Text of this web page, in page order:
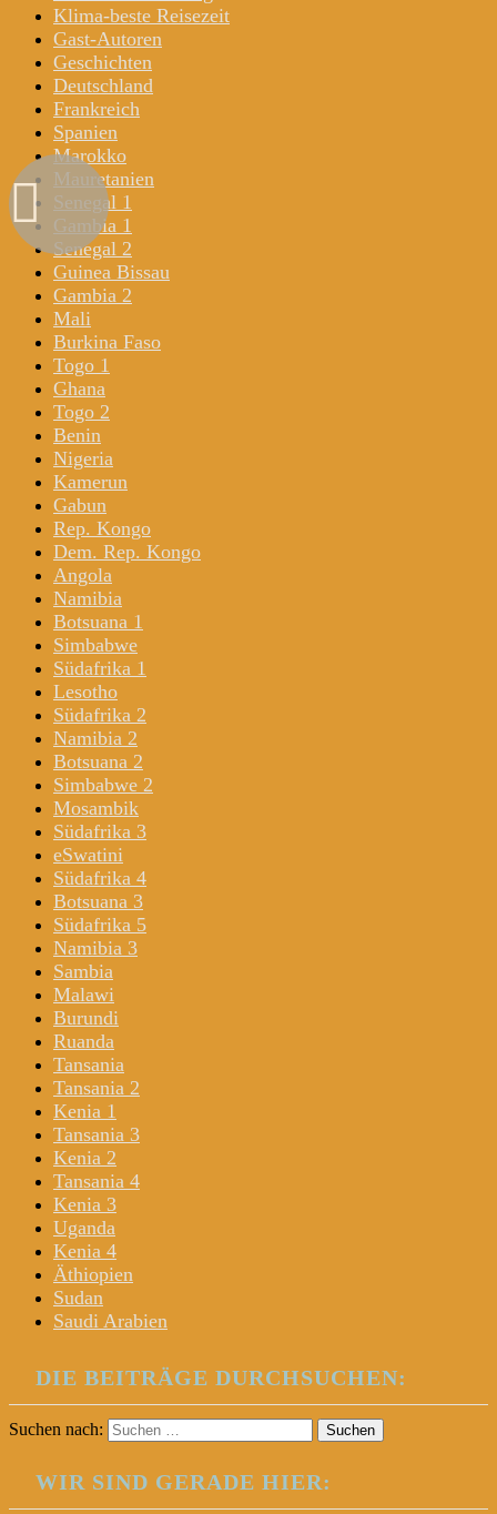
Klima-beste Reisezeit
Gast-Autoren
Geschichten
Deutschland
Frankreich
Spanien
Marokko
Mauretanien
Senegal 1
Gambia 1
Senegal 2
Guinea Bissau
Gambia 2
Mali
Burkina Faso
Togo 1
Ghana
Togo 2
Benin
Nigeria
Kamerun
Gabun
Rep. Kongo
Dem. Rep. Kongo
Angola
Namibia
Botsuana 1
Simbabwe
Südafrika 1
Lesotho
Südafrika 2
Namibia 2
Botsuana 2
Simbabwe 2
Mosambik
Südafrika 3
eSwatini
Südafrika 4
Botsuana 3
Südafrika 5
Namibia 3
Sambia
Malawi
Burundi
Ruanda
Tansania
Tansania 2
Kenia 1
Tansania 3
Kenia 2
Tansania 4
Kenia 3
Uganda
Kenia 4
Äthiopien
Sudan
Saudi Arabien
DIE BEITRÄGE DURCHSUCHEN:
Suchen nach:
WIR SIND GERADE HIER: